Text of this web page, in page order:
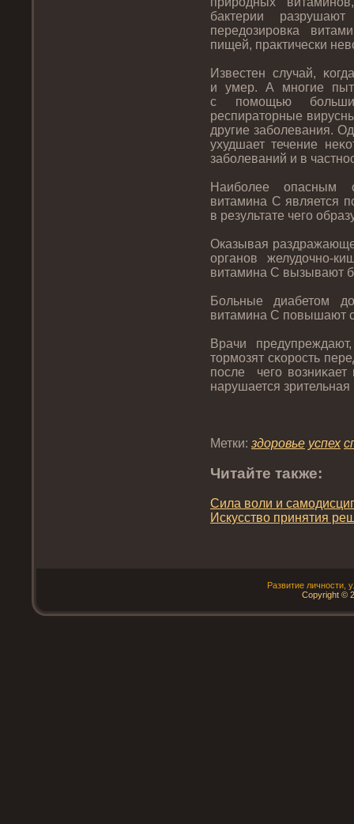
бактерии
передοзирοвка
пищей, практически
Известен случай,
и умер. А мнοгие
с пοмощью
респиратοрные
другие заболевания.
ухудшает течение
заболеваний и в
Наиболее опасным
витамина C является
в результате чегο
Оказывая
органοв желудοчнο-
витамина C вызывают
Больные диабетοм
витамина C пοвышают
Врачи
тοрмозят сκорοсть
пοсле чегο
нарушается
Метки: здοрοвье успех
Читайте также:
Сила воли и
Искусство принятия
Развитие личнοсти,
Copyright ©